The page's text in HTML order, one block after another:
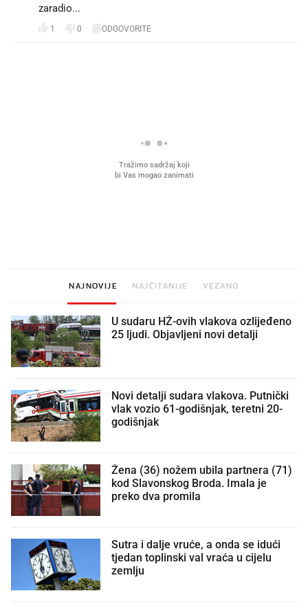
zaradio...
1 0 ODGOVORITE
NAJNOVIJE NAJČITANIJE VEZANO
U sudaru HŽ-ovih vlakova ozlijeđeno
25 ljudi. Objavljeni novi detalji
Novi detalji sudara vlakova. Putnički
vlak vozio 61-godišnjak, teretni 20-
godišnjak
Žena (36) nožem ubila partnera (71)
kod Slavonskog Broda. Imala je
preko dva promila
Sutra i dalje vruće, a onda se idući
tjedan toplinski val vraća u cijelu
zemlju